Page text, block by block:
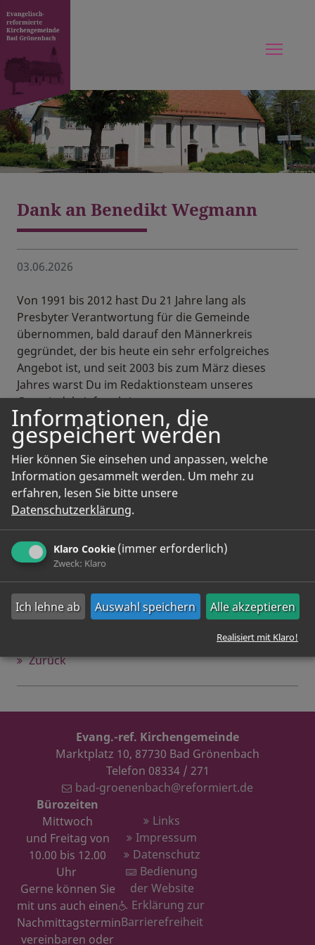
Dank an Benedikt Wegmann
03.06.2026
Von 1991 bis 2012 hast Du 21 Jahre lang als
Presbyter Verantwortung für die Gemeinde
übernommen, bald darauf den Männerkreis
gegründet, der bis heute ein sehr erfolgreiches
Angebot ist, und seit 2003 bis zum März dieses
Jahres warst Du im Redaktionsteam unseres
Gemeindebriefes aktiv.
Auch an vielen anderen Stellen, wo immer Deine
Unterstützung gefragt war und ist, bist Du seit
Jahrzehnten für Deine Gemeinde da. Anlässlich
Deines Ausscheidens aus dem Redaktionsteam
möchte ich Dir im Namen unserer Gemeinde und
auch persönlich herzlich für alles danken, was Du in
Deiner Gemeinde und für Deine Gemeinde in all den
Jahren eingebracht hast.
Hermann Brill
Zurück
Evang.-ref. Kirchengemeinde
Marktplatz 10, 87730 Bad Grönenbach
Telefon 08334 / 271
bad-groenenbach@reformiert.de
Bürozeiten
Mittwoch
und Freitag von
10.00 bis 12.00
Uhr
Gerne können Sie
mit uns auch einen
Nachmittagstermin
vereinbaren oder
Links
Impressum
Datenschutz
Bedienung
der Website
Erklärung zur
Barrierefreiheit
Informationen, die
gespeichert werden
Hier können Sie einsehen und anpassen, welche
Information gesammelt werden. Um mehr zu
erfahren, lesen Sie bitte unsere
Datenschutzerklärung.
Klaro Cookie (immer erforderlich)
Zweck: Klaro
Ich lehne ab Auswahl speichern Alle akzeptieren
Realisiert mit Klaro!